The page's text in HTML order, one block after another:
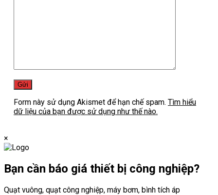
Form này sử dụng Akismet để hạn chế spam. Tìm hiểu
dữ liệu của bạn được sử dụng như thế nào.
×
Bạn cần báo giá thiết bị công nghiệp?
Quạt vuông, quạt công nghiệp, máy bơm, bình tích áp